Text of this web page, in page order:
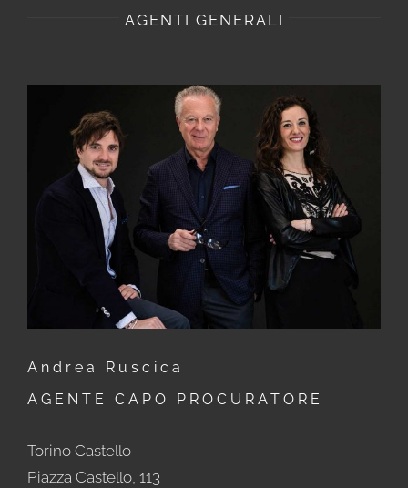
AGENTI GENERALI
Andrea Ruscica
AGENTE CAPO PROCURATORE
Torino Castello
Piazza Castello, 113